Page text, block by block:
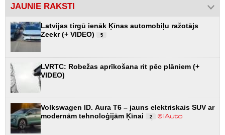
JAUNIE RAKSTI
Latvijas tirgū ienāk Ķīnas automobiļu ražotājs
Zeekr (+ VIDEO)
5
LVRTC: Robežas aprīkošana rit pēc plāniem (+
VIDEO)
Volkswagen ID. Aura T6 – jauns elektriskais SUV ar
modernām tehnoloģijām Ķīnai
2